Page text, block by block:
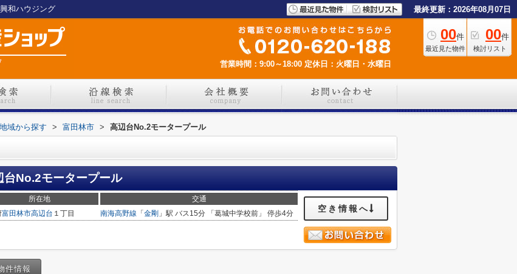
和ハウジング 最終更新：2026年08月07日
00件
最近見た物件
00件
検討リスト
営業時間：9:00～18:00 定休日：火曜日・水曜日
域から探す > 富田林市 > 高辺台No.2モータープール
台No.2モータープール
所在地
交通
富田林市高辺台 １丁目 南海高野線 「 金剛 」駅 バス15分 「葛城中学校前」 停歩4分 空き情報へ
件情報